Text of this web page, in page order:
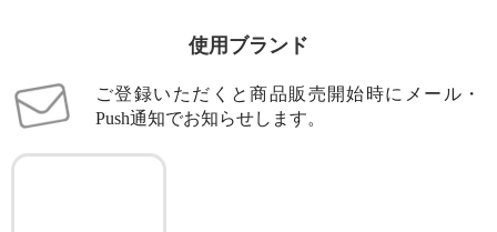
使用ブランド
ご登録いただくと商品販売開始時にメール・
Push通知でお知らせします。